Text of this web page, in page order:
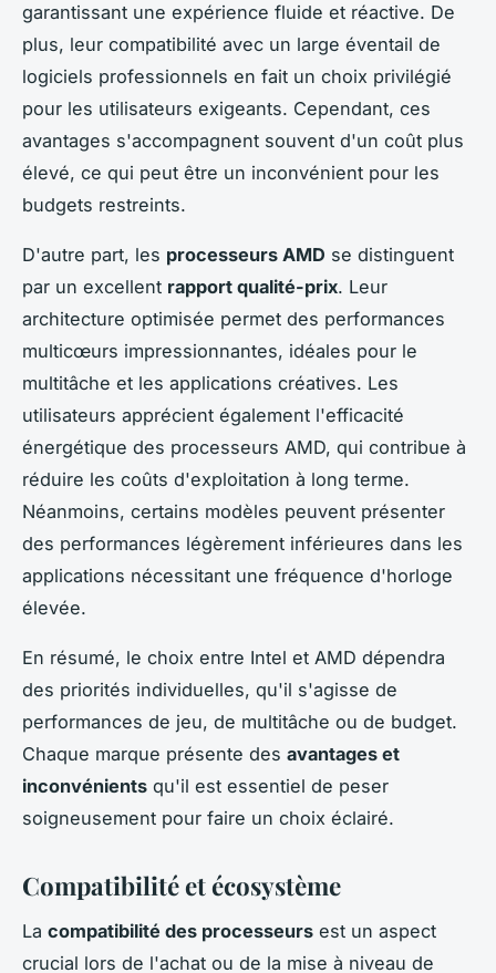
garantissant une expérience fluide et réactive. De
plus, leur compatibilité avec un large éventail de
logiciels professionnels en fait un choix privilégié
pour les utilisateurs exigeants. Cependant, ces
avantages s'accompagnent souvent d'un coût plus
élevé, ce qui peut être un inconvénient pour les
budgets restreints.
D'autre part, les processeurs AMD se distinguent
par un excellent rapport qualité-prix. Leur
architecture optimisée permet des performances
multicœurs impressionnantes, idéales pour le
multitâche et les applications créatives. Les
utilisateurs apprécient également l'efficacité
énergétique des processeurs AMD, qui contribue à
réduire les coûts d'exploitation à long terme.
Néanmoins, certains modèles peuvent présenter
des performances légèrement inférieures dans les
applications nécessitant une fréquence d'horloge
élevée.
En résumé, le choix entre Intel et AMD dépendra
des priorités individuelles, qu'il s'agisse de
performances de jeu, de multitâche ou de budget.
Chaque marque présente des avantages et
inconvénients qu'il est essentiel de peser
soigneusement pour faire un choix éclairé.
Compatibilité et écosystème
La compatibilité des processeurs est un aspect
crucial lors de l'achat ou de la mise à niveau de